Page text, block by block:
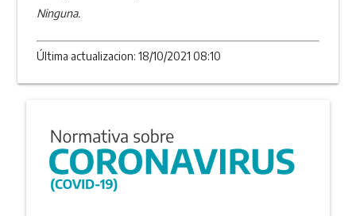
Ninguna.
Última actualizacion: 18/10/2021 08:10